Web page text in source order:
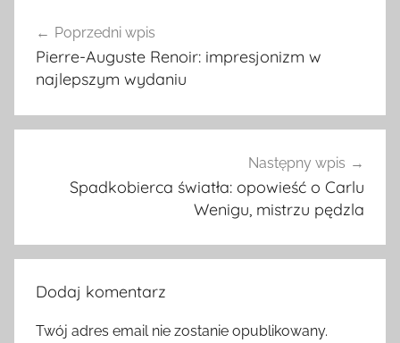
wpisu
Poprzedni wpis
Pierre-Auguste Renoir: impresjonizm w
najlepszym wydaniu
Następny wpis
Spadkobierca światła: opowieść o Carlu
Wenigu, mistrzu pędzla
Dodaj komentarz
Twój adres email nie zostanie opublikowany.